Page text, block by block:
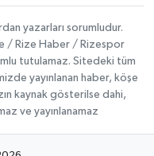
yazarları sorumludur.
/ Rize Haber / Rizespor
tutulamaz. Sitedeki tüm
yayınlanan haber, köşe
kaynak gösterilse dahi,
ve yayınlanamaz